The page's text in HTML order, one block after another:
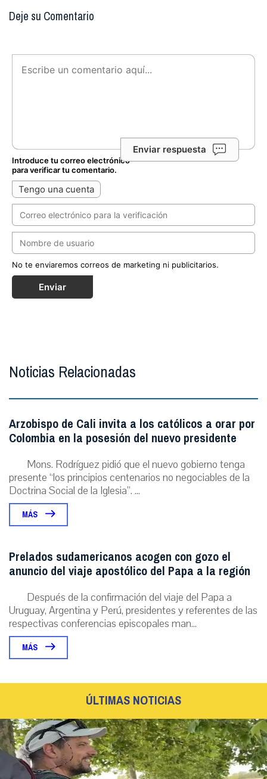
Deje su Comentario
Enviar respuesta
Introduce tu correo electrónico
para verificar tu comentario.
Tengo una cuenta
No te enviaremos correos de marketing ni publicitarios.
Enviar
Noticias Relacionadas
Arzobispo de Cali invita a los católicos a orar por
Colombia en la posesión del nuevo presidente
Mons. Rodríguez pidió que el nuevo gobierno tenga
presente “los principios centenarios no negociables de la
Doctrina Social de la Iglesia”. ...
MÁS
Prelados sudamericanos acogen con gozo el
anuncio del viaje apostólico del Papa a la región
Después de la confirmación del viaje del Papa a
Uruguay, Argentina y Perú, presidentes y referentes de las
respectivas conferencias episcopales man...
MÁS
ÚLTIMAS NOTICIAS